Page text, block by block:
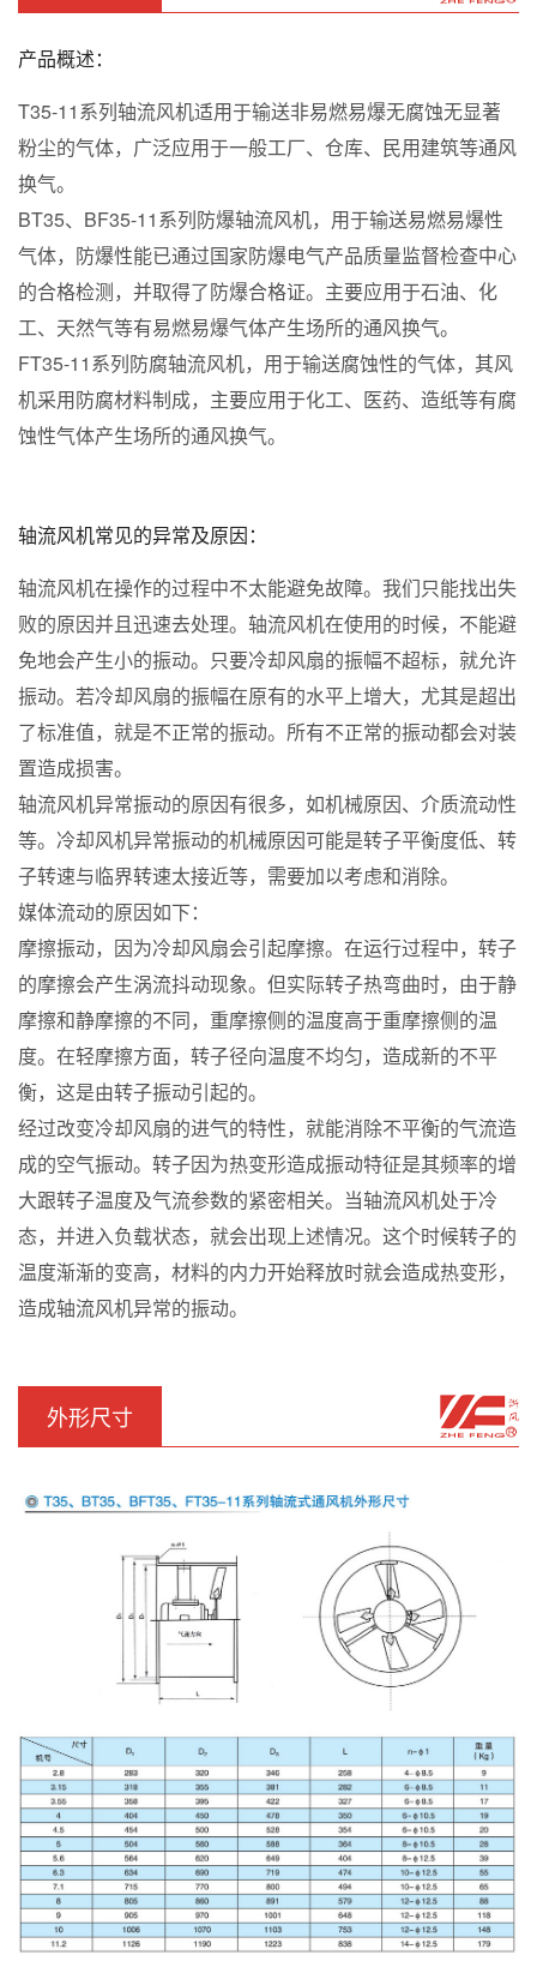
产品概述：
T35-11系列轴流风机适用于输送非易燃易爆无腐蚀无显著
粉尘的气体，广泛应用于一般工厂、仓库、民用建筑等通风
换气。
BT35、BF35-11系列防爆轴流风机，用于输送易燃易爆性
气体，防爆性能已通过国家防爆电气产品质量监督检查中心
的合格检测，并取得了防爆合格证。主要应用于石油、化
工、天然气等有易燃易爆气体产生场所的通风换气。
FT35-11系列防腐轴流风机，用于输送腐蚀性的气体，其风
机采用防腐材料制成，主要应用于化工、医药、造纸等有腐
蚀性气体产生场所的通风换气。
轴流风机常见的异常及原因：
轴流风机在操作的过程中不太能避免故障。我们只能找出失
败的原因并且迅速去处理。轴流风机在使用的时候，不能避
免地会产生小的振动。只要冷却风扇的振幅不超标，就允许
振动。若冷却风扇的振幅在原有的水平上增大，尤其是超出
了标准值，就是不正常的振动。所有不正常的振动都会对装
置造成损害。
轴流风机异常振动的原因有很多，如机械原因、介质流动性
等。冷却风机异常振动的机械原因可能是转子平衡度低、转
子转速与临界转速太接近等，需要加以考虑和消除。
媒体流动的原因如下：
摩擦振动，因为冷却风扇会引起摩擦。在运行过程中，转子
的摩擦会产生涡流抖动现象。但实际转子热弯曲时，由于静
摩擦和静摩擦的不同，重摩擦侧的温度高于重摩擦侧的温
度。在轻摩擦方面，转子径向温度不均匀，造成新的不平
衡，这是由转子振动引起的。
经过改变冷却风扇的进气的特性，就能消除不平衡的气流造
成的空气振动。转子因为热变形造成振动特征是其频率的增
大跟转子温度及气流参数的紧密相关。当轴流风机处于冷
态，并进入负载状态，就会出现上述情况。这个时候转子的
温度渐渐的变高，材料的内力开始释放时就会造成热变形，
造成轴流风机异常的振动。
外形尺寸